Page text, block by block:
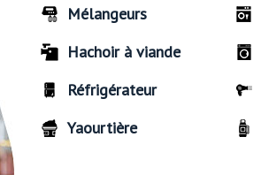
Mélangeurs
Hachoir à viande
Réfrigérateur
Yaourtière